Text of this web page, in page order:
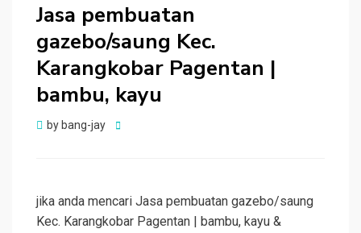
Jasa pembuatan
gazebo/saung Kec.
Karangkobar Pagentan |
bambu, kayu
by bang-jay
Posted
jika anda mencari Jasa pembuatan gazebo/saung
Kec. Karangkobar Pagentan | bambu, kayu &